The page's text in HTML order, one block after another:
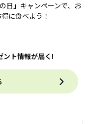
日」キャンペーンで、お
に食べよう！
ント情報が届く!